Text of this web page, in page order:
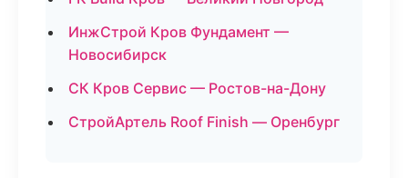
ИнжСтрой Кров Фундамент —
Новосибирск
СК Кров Сервис — Ростов-на-Дону
СтройАртель Roof Finish — Оренбург